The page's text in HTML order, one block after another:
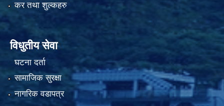
कर तथा शुल्कहरु
विधुतीय सेवा
घटना दर्ता
सामाजिक सुरक्षा
नागरिक वडापत्र